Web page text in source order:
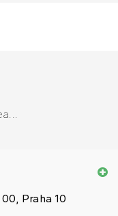
Praha 10